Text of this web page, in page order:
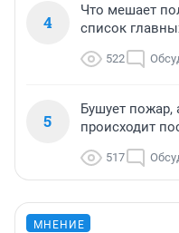
4
Что мешает
список
522
5
Бушует пожар,
происходит
517
МНЕНИЕ